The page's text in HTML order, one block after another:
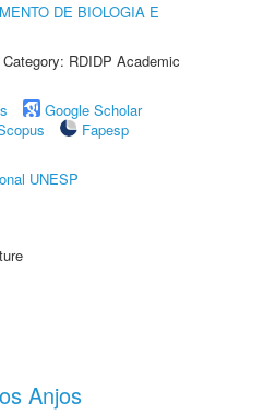
DE BIOLOGIA E
RDIDP Academic
Google Scholar
Fapesp
UNESP
Anjos